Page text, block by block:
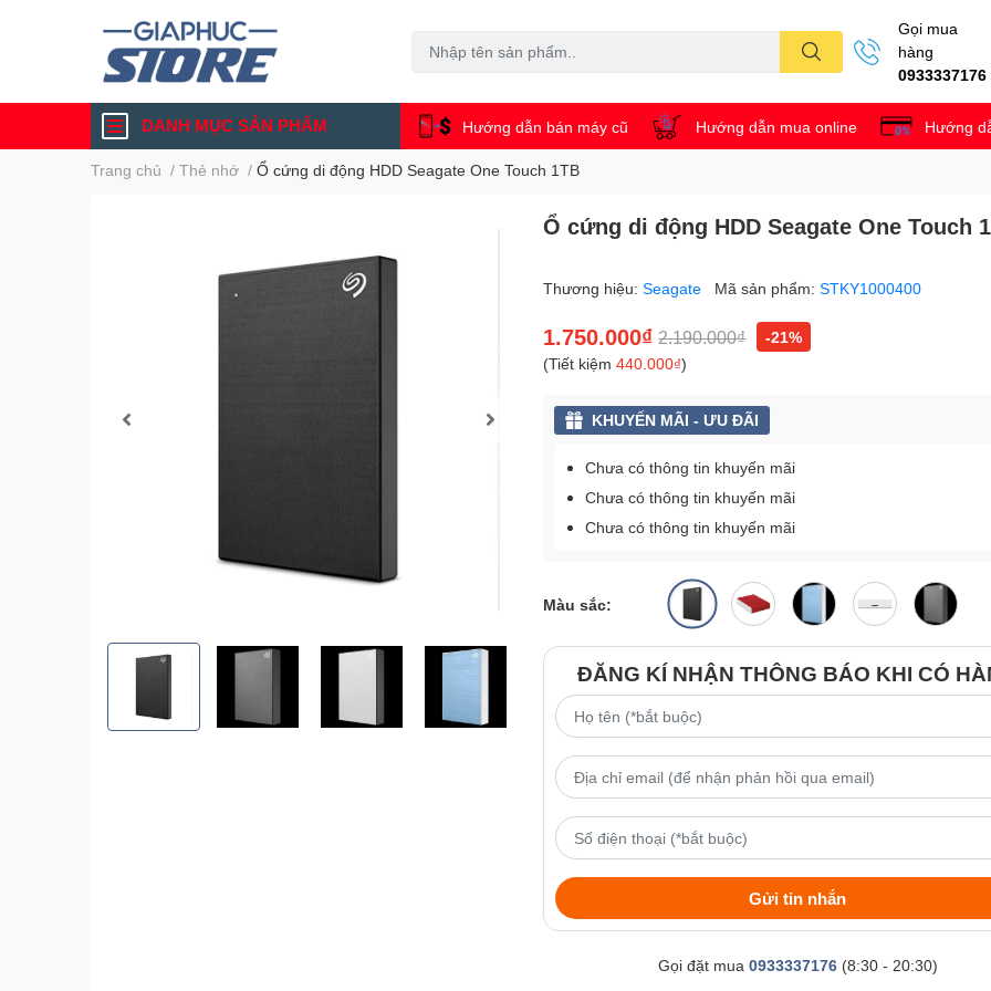
Gọi mua
hàng
0933337176
DANH MỤC SẢN PHẨM Hướng dẫn bán máy cũ Hướng dẫn mua online Hướng
Trang chủ / Thẻ nhớ / Ổ cứng di động HDD Seagate One Touch 1TB
Ổ cứng di động HDD Seagate One Touch
Thương hiệu:Seagate Mã sản phẩm:STKY1000400
1.750.000₫ 2.190.000₫
-21%
(Tiết kiệm440.000₫)
KHUYẾN MÃI - ƯU ĐÃI
Chưa có thông tin khuyến mãi
Chưa có thông tin khuyến mãi
Chưa có thông tin khuyến mãi
Màu sắc:
ĐĂNG KÍ NHẬN THÔNG BÁO KHI CÓ
Gửi tin nhắn
Gọi đặt mua 0933337176(8:30 - 20:30)